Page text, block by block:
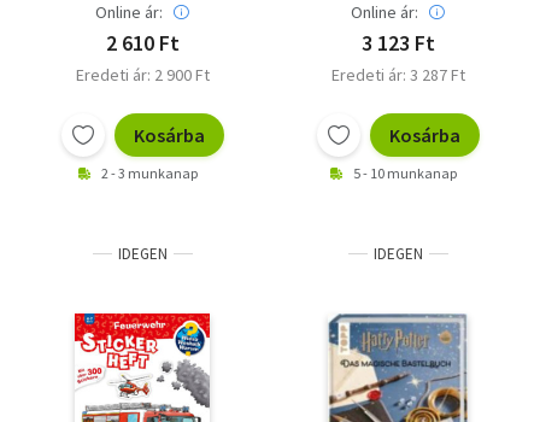
Online ár:
2 610 Ft
Eredeti ár: 2 900 Ft
Kosárba
2 - 3 munkanap
Online ár:
3 123 Ft
Eredeti ár: 3 287 Ft
Kosárba
5 - 10 munkanap
IDEGEN IDEGEN